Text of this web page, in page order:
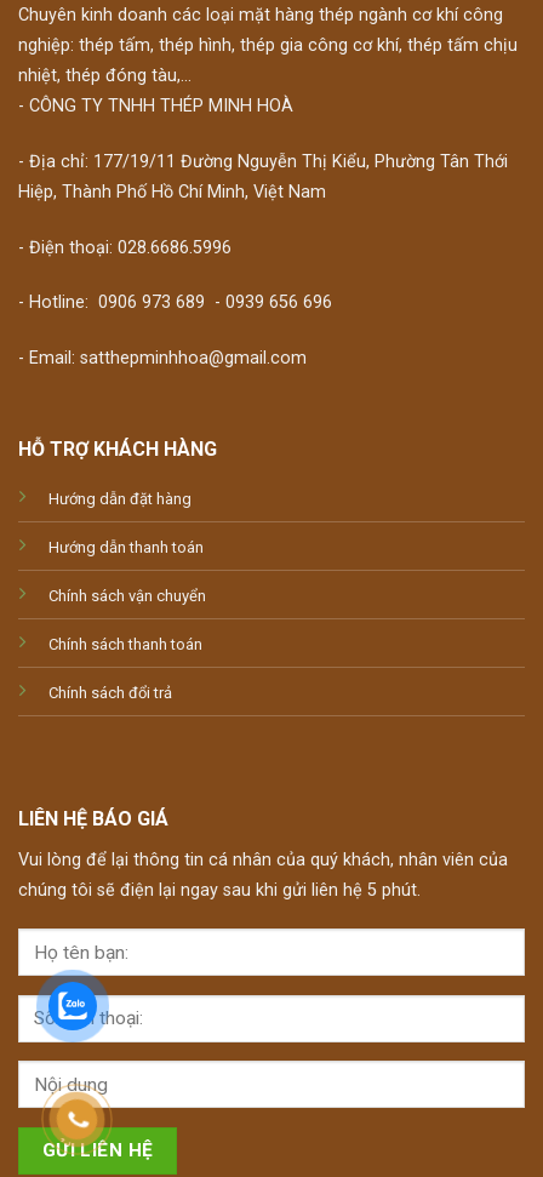
Chuyên kinh doanh các loại mặt hàng thép ngành cơ khí công
nghiệp: thép tấm, thép hình, thép gia công cơ khí, thép tấm chịu
nhiệt, thép đóng tàu,...
- CÔNG TY TNHH THÉP MINH HOÀ
- Địa chỉ: 177/19/11 Đường Nguyễn Thị Kiểu, Phường Tân Thới
Hiệp, Thành Phố Hồ Chí Minh, Việt Nam
- Điện thoại: 028.6686.5996
- Hotline: 0906 973 689 - 0939 656 696
- Email: satthepminhhoa@gmail.com
HỖ TRỢ KHÁCH HÀNG
Hướng dẫn đặt hàng
Hướng dẫn thanh toán
Chính sách vận chuyển
Chính sách thanh toán
Chính sách đổi trả
LIÊN HỆ BÁO GIÁ
Vui lòng để lại thông tin cá nhân của quý khách, nhân viên của
chúng tôi sẽ điện lại ngay sau khi gửi liên hệ 5 phút.